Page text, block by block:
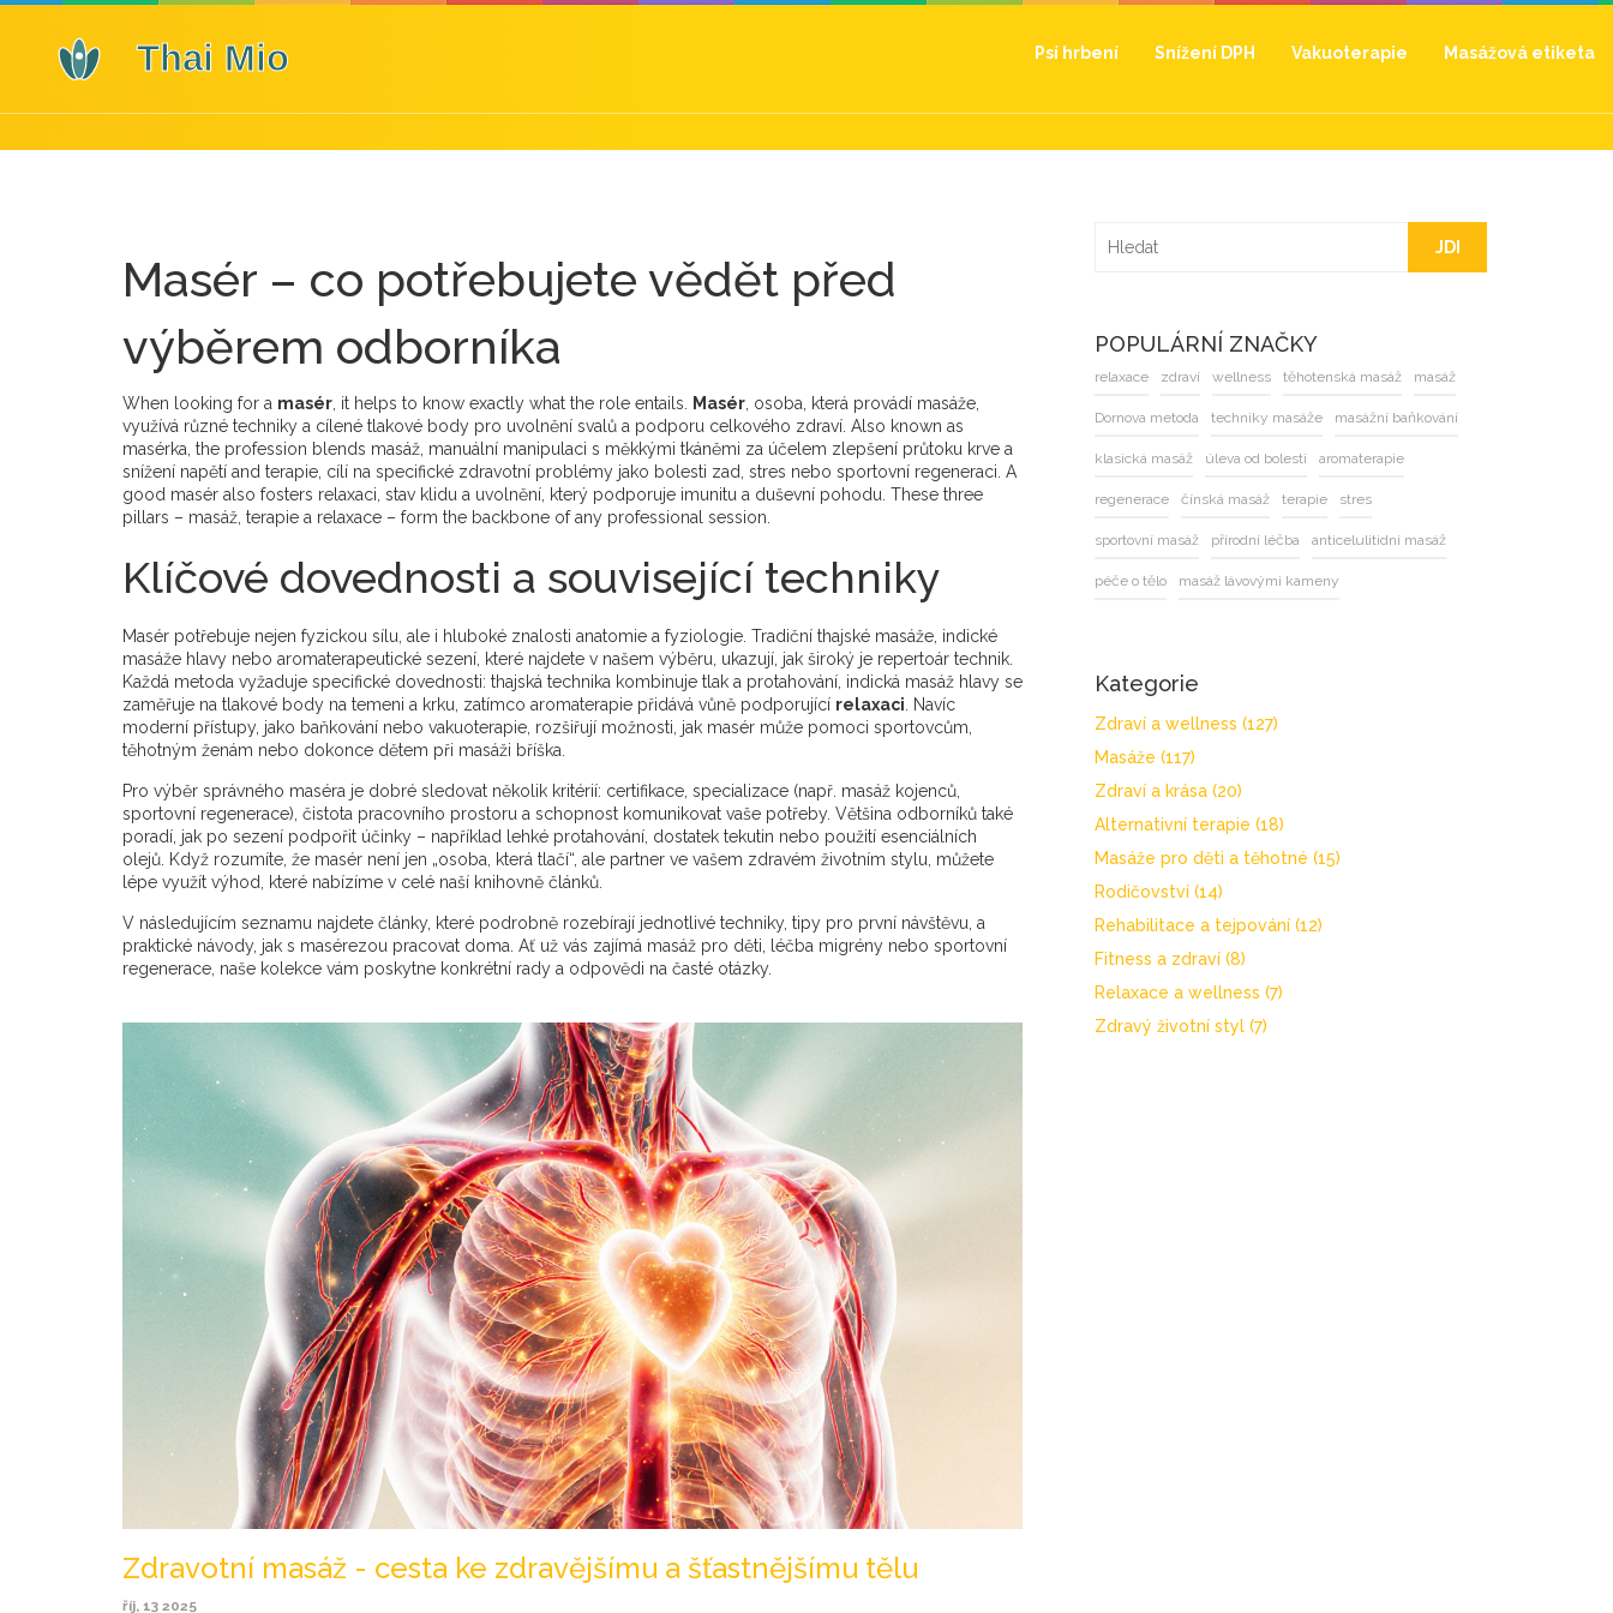
Psí hrbení Snížení DPH Vakuoterapie Masážová etiketa
Masér – co potřebujete vědět před
výběrem odborníka
When looking for a masér , it helps to know exactly what the role entails. Masér osoba, která provádí masáže,
využívá různé techniky a cílené tlakové body pro uvolnění svalů a podporu celkového zdraví . Also known as
masérka , the profession blends masáž manuální manipulaci s měkkými tkáněmi za účelem zlepšení průtoku krve a
snížení napětí and terapie cílí na specifické zdravotní problémy jako bolesti zad, stres nebo sportovní regeneraci . A
good masér also fosters relaxaci stav klidu a uvolnění, který podporuje imunitu a duševní pohodu . These three
pillars – masáž, terapie a relaxace – form the backbone of any professional session.
Klíčové dovednosti a související techniky
Masér potřebuje nejen fyzickou sílu, ale i hluboké znalosti anatomie a fyziologie. Tradiční thajské masáže, indické
masáže hlavy nebo aromaterapeutické sezení, které najdete v našem výběru, ukazují, jak široký je repertoár technik.
Každá metoda vyžaduje specifické dovednosti: thajská technika kombinuje tlak a protahování, indická masáž hlavy se
zaměřuje na tlakové body na temeni a krku, zatímco aromaterapie přidává vůně podporující relaxaci . Navíc
moderní přístupy, jako baňkování nebo vakuoterapie, rozšiřují možnosti, jak masér může pomoci sportovcům,
těhotným ženám nebo dokonce dětem při masáži bříška.
Pro výběr správného maséra je dobré sledovat několik kritérií: certifikace, specializace (např. masáž kojenců,
sportovní regenerace), čistota pracovního prostoru a schopnost komunikovat vaše potřeby. Většina odborníků také
poradí, jak po sezení podpořit účinky – například lehké protahování, dostatek tekutin nebo použití esenciálních
olejů. Když rozumíte, že masér není jen „osoba, která tlačí“, ale partner ve vašem zdravém životním stylu, můžete
lépe využít výhod, které nabízíme v celé naší knihovně článků.
V následujícím seznamu najdete články, které podrobně rozebírají jednotlivé techniky, tipy pro první návštěvu, a
praktické návody, jak s masérezou pracovat doma. Ať už vás zajímá masáž pro děti, léčba migrény nebo sportovní
regenerace, naše kolekce vám poskytne konkrétní rady a odpovědi na časté otázky.
Zdravotní masáž - cesta ke zdravějšímu a šťastnějšímu tělu
říj, 13 2025
JDI
POPULÁRNÍ ZNAČKY
relaxace zdraví wellness těhotenská masáž masáž
Dornova metoda techniky masáže masážní baňkování
klasická masáž úleva od bolesti aromaterapie
regenerace čínská masáž terapie stres
sportovní masáž přírodní léčba anticelulitidní masáž
péče o tělo masáž lávovými kameny
Kategorie
Zdraví a wellness (127)
Masáže (117)
Zdraví a krása (20)
Alternativní terapie (18)
Masáže pro děti a těhotné (15)
Rodičovství (14)
Rehabilitace a tejpování (12)
Fitness a zdraví (8)
Relaxace a wellness (7)
Zdravý životní styl (7)